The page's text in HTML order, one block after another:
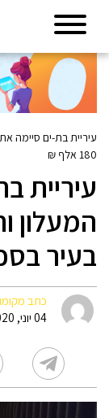
עיריית בת-ים סיימה
180 אלף ₪
עיריית
המעלון
בעיר בסכום
כתב
04 יוני, 2020 10:26